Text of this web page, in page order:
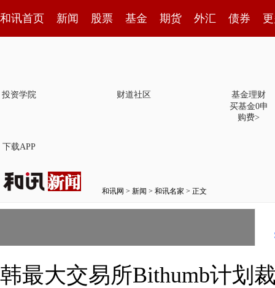
和讯首页 新闻 股票 基金 期货 外汇 债券
投资学院 财道社区
基金理财
买基金0申
购费>
下载APP
和讯网 > 新闻 > 和讯名家 > 正文
韩最大交易所Bithumb计划